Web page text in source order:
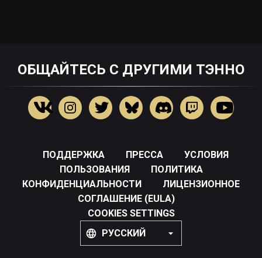
ОБЩАЙТЕСЬ С ДРУГИМИ ТЭННО
ПОДДЕРЖКА ПРЕССА
УСЛОВИЯ
ПОЛЬЗОВАНИЯ
ПОЛИТИКА
КОНФИДЕНЦИАЛЬНОСТИ
ЛИЦЕНЗИОННОЕ
СОГЛАШЕНИЕ (EULA)
COOKIES SETTINGS
РУССКИЙ